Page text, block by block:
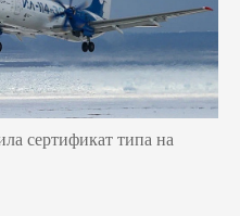
сертификат типа на